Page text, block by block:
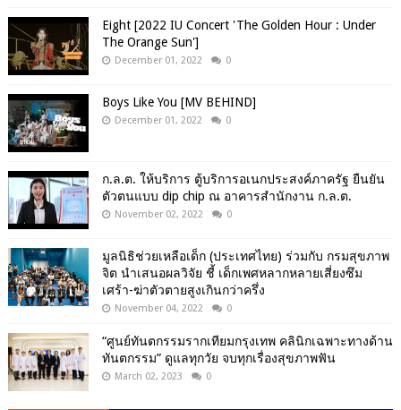
Eight [2022 IU Concert 'The Golden Hour : Under
The Orange Sun']
December 01, 2022 0
Boys Like You [MV BEHIND]
December 01, 2022 0
ก.ล.ต. ให้บริการ ตู้บริการอเนกประสงค์ภาครัฐ ยืนยัน
ตัวตนแบบ dip chip ณ อาคารสำนักงาน ก.ล.ต.
November 02, 2022 0
มูลนิธิช่วยเหลือเด็ก (ประเทศไทย) ร่วมกับ กรมสุขภาพ
จิต นำเสนอผลวิจัย ชี้ เด็กเพศหลากหลายเสี่ยงซึม
เศร้า-ฆ่าตัวตายสูงเกินกว่าครึ่ง
November 04, 2022 0
“ศูนย์ทันตกรรมรากเทียมกรุงเทพ คลินิกเฉพาะทางด้าน
ทันตกรรม” ดูแลทุกวัย จบทุกเรื่องสุขภาพฟัน
March 02, 2023 0